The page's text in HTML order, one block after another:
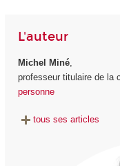
L'auteur
Michel Miné,
professeur titulaire de la
personne
tous ses articles